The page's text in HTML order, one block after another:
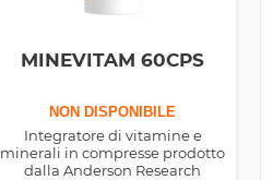
MINEVITAM 60CPS
NON DISPONIBILE
Integratore di vitamine e
minerali in compresse prodotto
dalla Anderson Research